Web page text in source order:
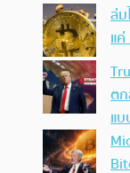
ล่
แ
ต
แ